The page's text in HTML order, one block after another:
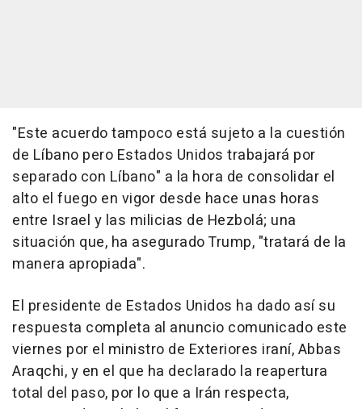
"Este acuerdo tampoco está sujeto a la cuestión
de Líbano pero Estados Unidos trabajará por
separado con Líbano" a la hora de consolidar el
alto el fuego en vigor desde hace unas horas
entre Israel y las milicias de Hezbolá; una
situación que, ha asegurado Trump, "tratará de la
manera apropiada".
El presidente de Estados Unidos ha dado así su
respuesta completa al anuncio comunicado este
viernes por el ministro de Exteriores iraní, Abbas
Araqchi, y en el que ha declarado la reapertura
total del paso, por lo que a Irán respecta,